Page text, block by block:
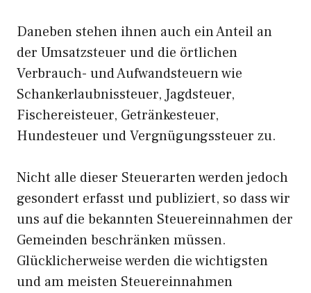
Daneben stehen ihnen auch ein Anteil an
der Umsatzsteuer und die örtlichen
Verbrauch- und Aufwandsteuern wie
Schankerlaubnissteuer, Jagdsteuer,
Fischereisteuer, Getränkesteuer,
Hundesteuer und Vergnügungssteuer zu.
Nicht alle dieser Steuerarten werden jedoch
gesondert erfasst und publiziert, so dass wir
uns auf die bekannten Steuereinnahmen der
Gemeinden beschränken müssen.
Glücklicherweise werden die wichtigsten
und am meisten Steuereinnahmen